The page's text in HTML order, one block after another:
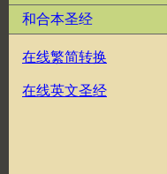
和合本圣经
在线繁简转换
在线英文圣经